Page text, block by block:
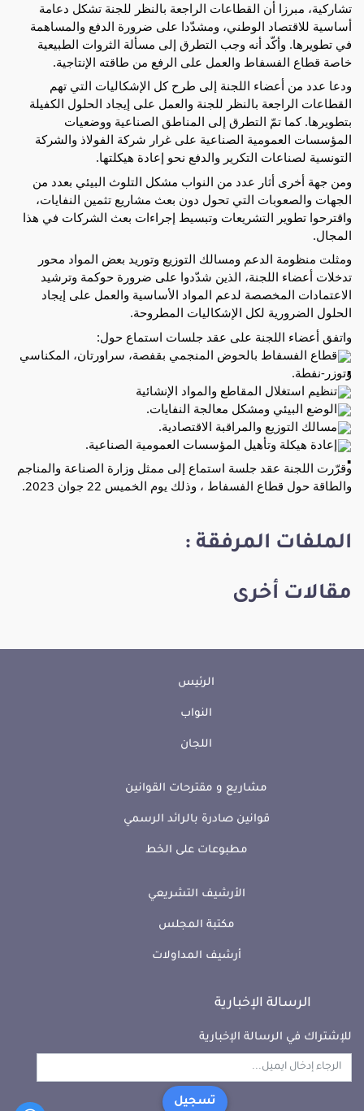
تشاركية، مبرزا أن القطاعات الراجعة بالنظر للجنة تشكل دعامة
أساسية للاقتصاد الوطني، ومشدّدا على ضرورة الدفع والمساهمة
في تطويرها. وأكّد أنه وجب التطرق إلى مسألة الثروات الطبيعية
خاصة قطاع الفسفاط والعمل على الرفع من طاقته الإنتاجية.
ودعا عدد من أعضاء اللجنة إلى طرح كل الإشكاليات التي تهم
القطاعات الراجعة بالنظر للجنة والعمل على إيجاد الحلول الكفيلة
بتطويرها. كما تمّ التطرق إلى المناطق الصناعية ووضعيات
المؤسسات العمومية الصناعية على غرار شركة الفولاذ والشركة
التونسية لصناعات التكرير والدفع نحو إعادة هيكلتها.
ومن جهة أخرى أثار عدد من النواب مشكل التلوث البيئي بعدد من
الجهات والصعوبات التي تحول دون بعث مشاريع تثمين النفايات،
واقترحوا تطوير التشريعات وتبسيط إجراءات بعث الشركات في هذا
المجال.
ومثلت منظومة الدعم ومسالك التوزيع وتوريد بعض المواد محور
تدخلات أعضاء اللجنة، الذين شدّدوا على ضرورة حوكمة وترشيد
الاعتمادات المخصصة لدعم المواد الأساسية والعمل على إيجاد
الحلول الضرورية لكل الإشكاليات المطروحة.
واتفق أعضاء اللجنة على عقد جلسات استماع حول:
قطاع الفسفاط بالحوض المنجمي بقفصة، سراورتان، المكناسي
وتوزر-نفطة.
تنظيم استغلال المقاطع والمواد الإنشائية
الوضع البيئي ومشكل معالجة النفايات.
مسالك التوزيع والمراقبة الاقتصادية.
إعادة هيكلة وتأهيل المؤسسات العمومية الصناعية.
وقرّرت اللجنة عقد جلسة استماع إلى ممثل وزارة الصناعة والمناجم
والطاقة حول قطاع الفسفاط ، وذلك يوم الخميس 22 جوان 2023.
الملفات المرفقة :
مقالات أخرى
الرئيس
النواب
اللجان
مشاريع و مقترحات القوانين
قوانين صادرة بالرائد الرسمي
مطبوعات على الخط
الأرشيف التشريعي
مكتبة المجلس
أرشيف المداولات
الرسالة الإخبارية
للإشتراك في الرسالة الإخبارية
تسجيل